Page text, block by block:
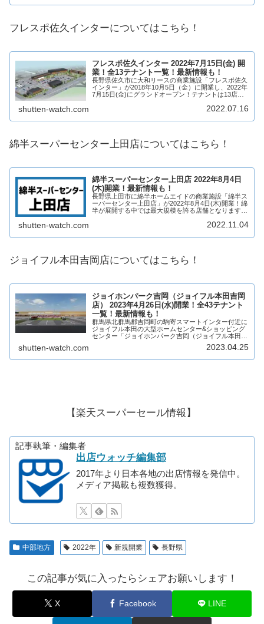
フレスポ佐久インターについてはこちら！
フレスポ佐久インター 2022年7月15日(金) 開
業！全13テナント一覧！最新情報も！
長野県佐久市に大和リースの商業施設「フレスポ佐久
インター」が2018年10月5日（金）に開業し、2022年
7月15日(金)にグランドオープン！テナントは13店舗
shutten-watch.com 2022.07.16
綿半スーパーセンター上田店についてはこちら！
綿半スーパーセンター上田店 2022年8月4日
(木)開業！最新情報も！
長野県上田市に綿半ホームエイドの商業施設「綿半ス
ーパーセンター上田店」が2022年8月4日(木)開業！綿
半が展開する中では最大規模を誇る店舗となります！
業施設になるのか、求人情報や営業時間につ...
shutten-watch.com 2022.11.04
ジョイフル本田吉岡店についてはこちら！
ジョイホンパーク吉岡（ジョイフル本田吉岡
店） 2023年4月26日(水)開業！全43テナント
一覧！最新情報も！
群馬県北群馬郡吉岡町の駒寄スマートインター付近に
ジョイフル本田の大型ホームセンター&ショッピング
センター「ジョイホンパーク吉岡（ジョイフル本田吉
岡店）」が2023年4月26日(水)開業！ジョイフル本田
が運営する大型ホームセンター&ショッピン...
shutten-watch.com 2023.04.25
【楽天スーパーセール情報】
記事執筆・編集者
出店ウォッチ編集部
2017年より日本各地の出店情報を発信中。
メディア掲載も複数獲得。
中部地方 2022年 新規開業 長野県
この記事が気に入ったらシェアお願いします！
X Facebook LINE